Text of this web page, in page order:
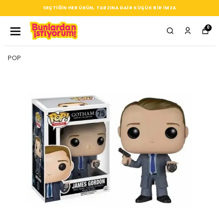
SEÇTIĞIN HER ÜRÜN, TARZINA DAIR KÜÇÜK BIR IMZA
0
POP